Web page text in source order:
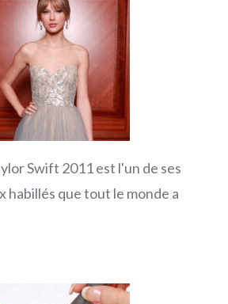
Swift 2011 est l'un de ses
habillés que tout le monde a